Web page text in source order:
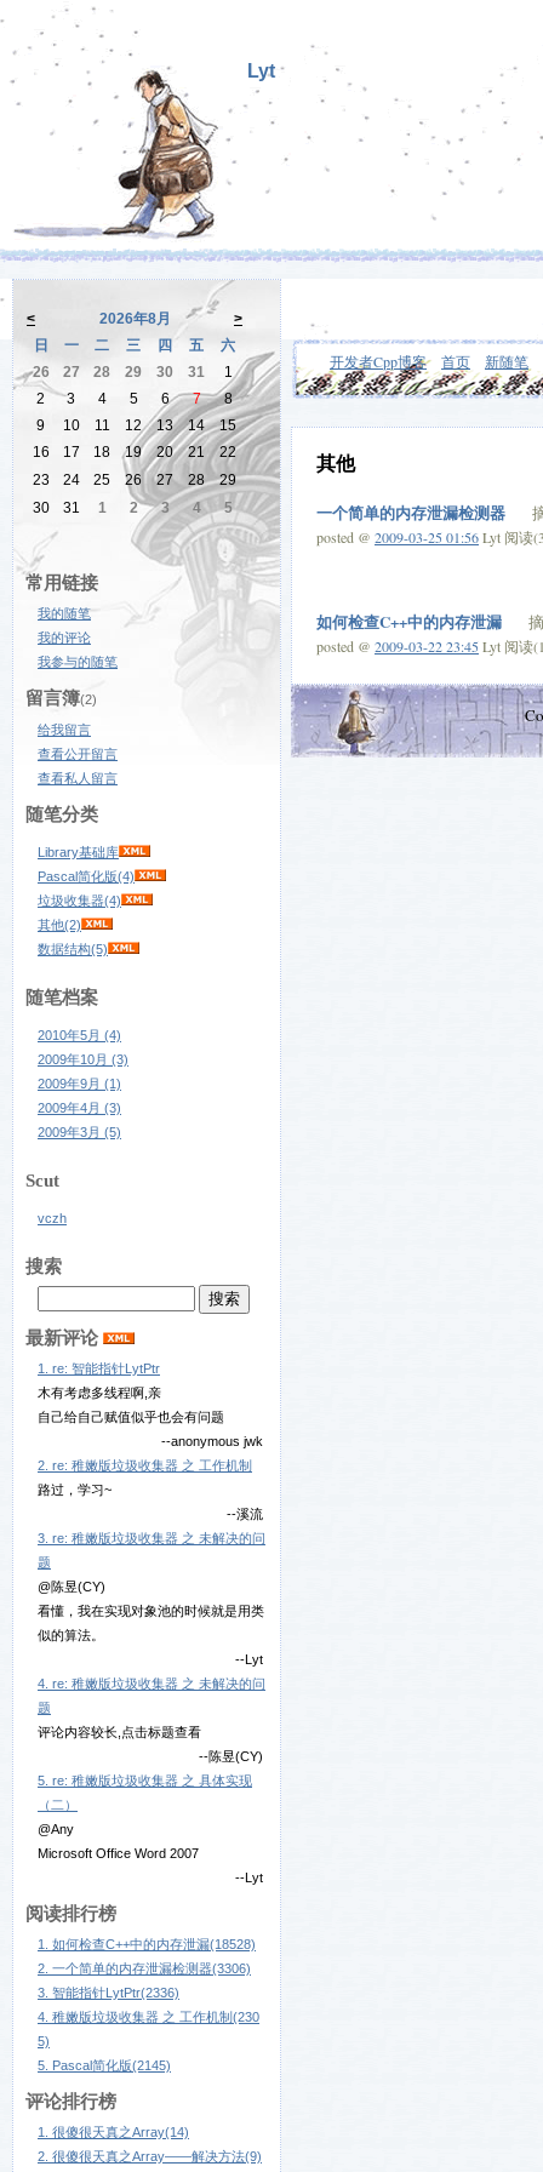
Lyt
开发者Cpp博客 首页 新随笔
< 2026年8月
>
日
一 二 三 四 五
六
26
27 28 29 30 31
1
2
3 4 5 6 7
8
9
10 11 12 13 14
15
16
17 18 19 20 21
22
23
24 25 26 27 28
29
30
31 1 2 3 4 5
常用链接
我的随笔
我的评论
我参与的随笔
留言簿(2)
给我留言
查看公开留言
查看私人留言
随笔分类
Library基础库
Pascal简化版(4)
垃圾收集器(4)
其他(2)
数据结构(5)
随笔档案
2010年5月 (4)
2009年10月 (3)
2009年9月 (1)
2009年4月 (3)
2009年3月 (5)
Scut
vczh
搜索
最新评论
1. re: 智能指针LytPtr
木有考虑多线程啊,亲
自己给自己赋值似乎也会有问题
--anonymous jwk
2. re: 稚嫩版垃圾收集器 之 工作机制
路过，学习~
--溪流
3. re: 稚嫩版垃圾收集器 之 未解决的问
题
@陈昱(CY)
看懂，我在实现对象池的时候就是用类
似的算法。
--Lyt
4. re: 稚嫩版垃圾收集器 之 未解决的问
题
评论内容较长,点击标题查看
--陈昱(CY)
5. re: 稚嫩版垃圾收集器 之 具体实现
（二）
@Any
Microsoft Office Word 2007
--Lyt
阅读排行榜
1. 如何检查C++中的内存泄漏(18528)
2. 一个简单的内存泄漏检测器(3306)
3. 智能指针LytPtr(2336)
4. 稚嫩版垃圾收集器 之 工作机制(230
5)
5. Pascal简化版(2145)
评论排行榜
1. 很傻很天真之Array(14)
2. 很傻很天真之Array——解决方法(9)
其他
一个简单的内存泄漏检测器 摘
posted @ 2009-03-25 01:56Lyt 阅读
如何检查C++中的内存泄漏 摘
posted @ 2009-03-22 23:45Lyt 阅读